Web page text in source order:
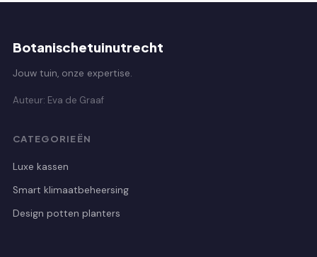
Botanischetuinutrecht
Jouw tuin, onze expertise.
Auteur: Eva de Graaf
CATEGORIEËN
Luxe kassen
Smart klimaatbeheersing
Design potten planters